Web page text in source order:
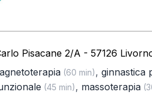
Pisacane 2/A - 57126
(60 min), ginnastica
(45 min), massoterapia